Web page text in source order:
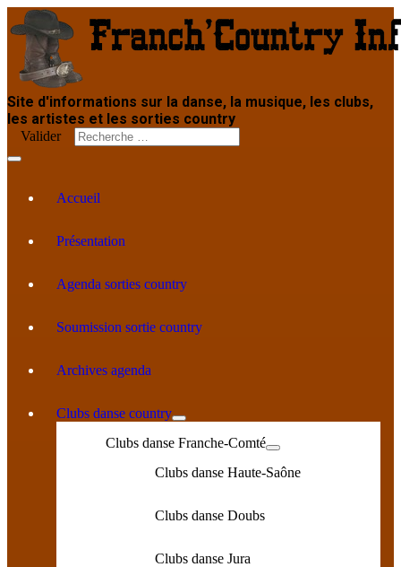
Site d'informations sur la danse, la musique, les clubs,
les artistes et les sorties country
Valider
Accueil
Présentation
Agenda sorties country
Soumission sortie country
Archives agenda
Clubs danse country
Clubs danse Franche-Comté
Clubs danse Haute-Saône
Clubs danse Doubs
Clubs danse Jura